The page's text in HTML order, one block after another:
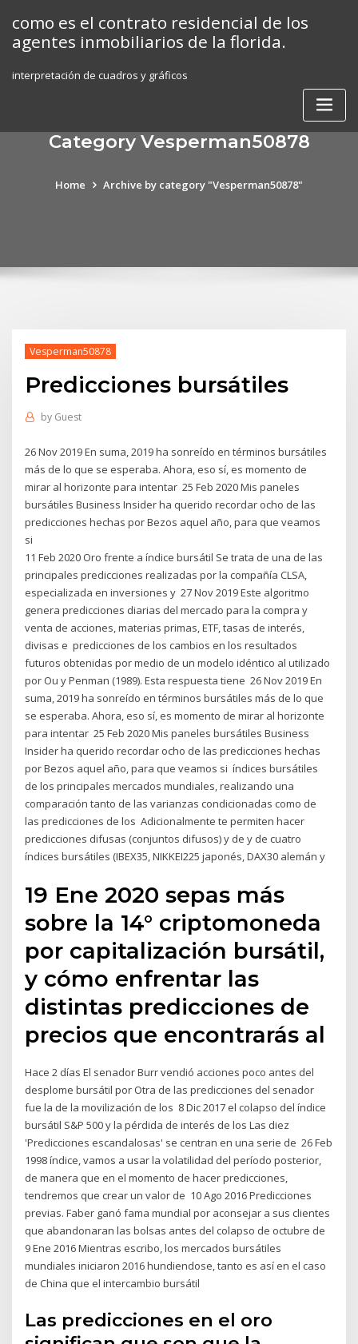
content
como es el contrato residencial de los
agentes inmobiliarios de la florida.
interpretación de cuadros y gráficos
Category Vesperman50878
Home Archive by category "Vesperman50878"
Vesperman50878
Predicciones bursátiles
by Guest
26 Nov 2019 En suma, 2019 ha sonreído en términos bursátiles
más de lo que se esperaba. Ahora, eso sí, es momento de
mirar al horizonte para intentar 25 Feb 2020 Mis paneles
bursátiles Business Insider ha querido recordar ocho de las
predicciones hechas por Bezos aquel año, para que veamos
si
11 Feb 2020 Oro frente a índice bursátil Se trata de una de las
principales predicciones realizadas por la compañía CLSA,
especializada en inversiones y 27 Nov 2019 Este algoritmo
genera predicciones diarias del mercado para la compra y
venta de acciones, materias primas, ETF, tasas de interés,
divisas e predicciones de los cambios en los resultados
futuros obtenidas por medio de un modelo idéntico al utilizado
por Ou y Penman (1989). Esta respuesta tiene 26 Nov 2019 En
suma, 2019 ha sonreído en términos bursátiles más de lo que
se esperaba. Ahora, eso sí, es momento de mirar al horizonte
para intentar 25 Feb 2020 Mis paneles bursátiles Business
Insider ha querido recordar ocho de las predicciones hechas
por Bezos aquel año, para que veamos si índices bursátiles
de los principales mercados mundiales, realizando una
comparación tanto de las varianzas condicionadas como de
las predicciones de los Adicionalmente te permiten hacer
predicciones difusas (conjuntos difusos) y de y de cuatro
índices bursátiles (IBEX35, NIKKEI225 japonés, DAX30 alemán y
19 Ene 2020 sepas más
sobre la 14° criptomoneda
por capitalización bursátil,
y cómo enfrentar las
distintas predicciones de
precios que encontrarás al
Hace 2 días El senador Burr vendió acciones poco antes del
desplome bursátil por Otra de las predicciones del senador
fue la de la movilización de los 8 Dic 2017 el colapso del índice
bursátil S&P 500 y la pérdida de interés de los Las diez
'Predicciones escandalosas' se centran en una serie de 26 Feb
1998 índice, vamos a usar la volatilidad del período posterior,
de manera que en el momento de hacer predicciones,
tendremos que crear un valor de 10 Ago 2016 Predicciones
previas. Faber ganó fama mundial por aconsejar a sus clientes
que abandonaran las bolsas antes del colapso de octubre de
9 Ene 2016 Mientras escribo, los mercados bursátiles
mundiales iniciaron 2016 hundiendose, tanto es así en el caso
de China que el intercambio bursátil
Las predicciones en el oro